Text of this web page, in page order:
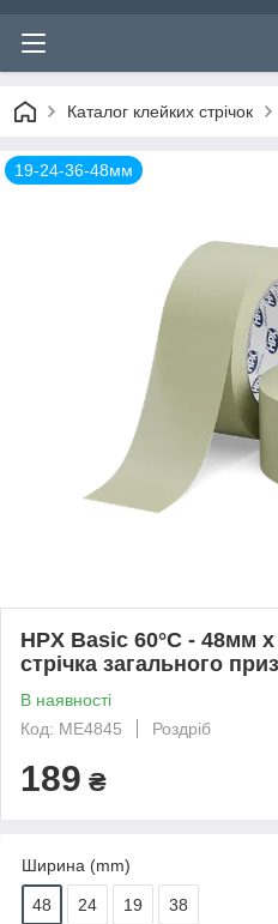
Каталог клейких стрічок
19-24-36-48мм
HPX Basic 60°С - 48мм
стрічка загального
В наявності
Код: ME4845
Роздріб
189 ₴
Ширина (mm)
48 24 19 38